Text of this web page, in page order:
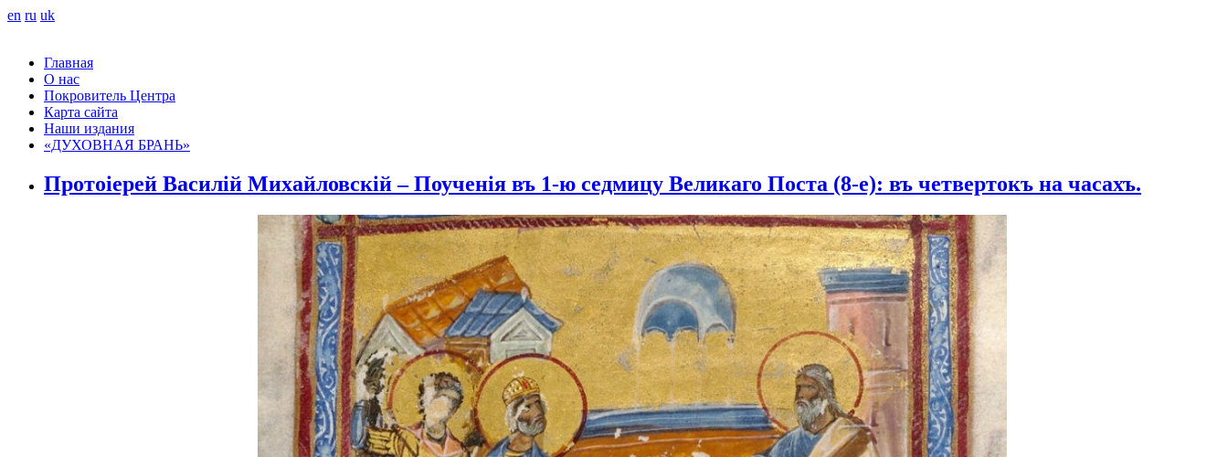
en ru uk
Главная
О нас
Покровитель Центра
Карта сайта
Наши издания
«ДУХОВНАЯ БРАНЬ»
Протоіерей Василій Михайловскій – Поученія въ 1-ю седмицу Великаго Поста (8-е): въ четвертокъ на часахъ.